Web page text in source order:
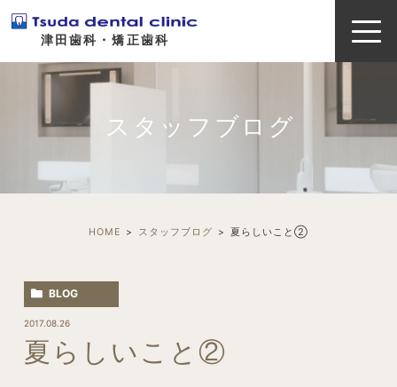
津田歯科・矯正歯科
スタッフブログ
HOME スタッフブログ 夏らしいこと②
BLOG
2017.08.26
夏らしいこと②